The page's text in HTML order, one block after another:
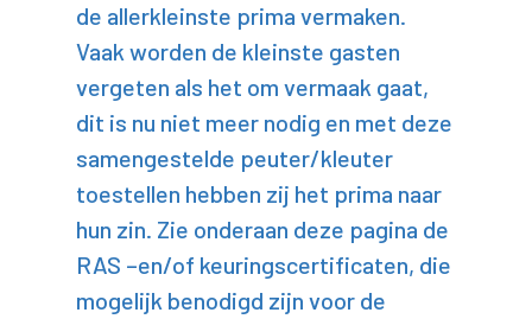
de allerkleinste prima vermaken.
Vaak worden de kleinste gasten
vergeten als het om vermaak gaat,
dit is nu niet meer nodig en met deze
samengestelde peuter/kleuter
toestellen hebben zij het prima naar
hun zin. Zie onderaan deze pagina de
RAS –en/of keuringscertificaten, die
mogelijk benodigd zijn voor de